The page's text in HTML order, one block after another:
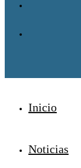
Inicio
Noticias